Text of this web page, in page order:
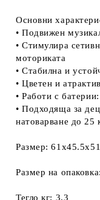
Основни
• Подвижен
• Стимулира
моториката
• Стабилна и
• Цветен и
• Работи с
• Подходяща за
натоварване до 25
Размер:
Размер на
Тегло кг: 3.3